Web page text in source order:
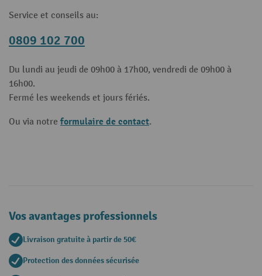
Service et conseils au:
0809 102 700
Du lundi au jeudi de 09h00 à 17h00, vendredi de 09h00 à
16h00.
Fermé les weekends et jours fériés.
Ou via notre formulaire de contact.
Vos avantages professionnels
Livraison gratuite à partir de 50€
Protection des données sécurisée